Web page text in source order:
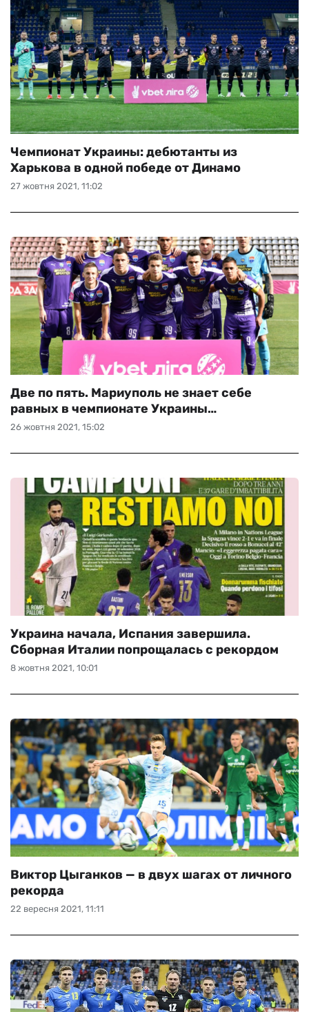
27 жовтня 2021, 11:02
Чемпионат Украины: дебютанты из
Харькова в одной победе от Динамо
26 жовтня 2021, 15:02
Две по пять. Мариуполь не знает себе
равных в чемпионате Украины…
8 жовтня 2021, 10:01
Украина начала, Испания завершила.
Сборная Италии попрощалась с рекордом
22 вересня 2021, 11:11
Виктор Цыганков — в двух шагах от личного
рекорда